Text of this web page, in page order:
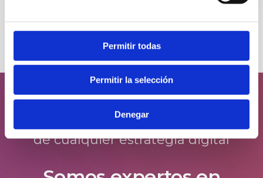
Permitir todas
Permitir la selección
Denegar
La tecnología es clave para el éxito
de cualquier estrategia digital